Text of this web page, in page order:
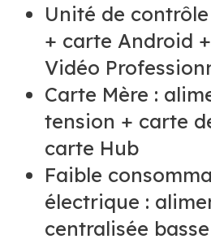
Unité de
+ carte Android
Vidéo
Carte Mère :
tension + carte
carte Hub
Faible
électrique :
centralisée